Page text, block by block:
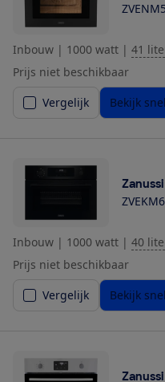
Inbouw | 1000 watt | 41
Prijs niet beschikbaar
Vergelijk
Bekijk snel
Zanussi
Inbouw | 1000 watt | 40
Prijs niet beschikbaar
Vergelijk
Bekijk snel
Zanussi